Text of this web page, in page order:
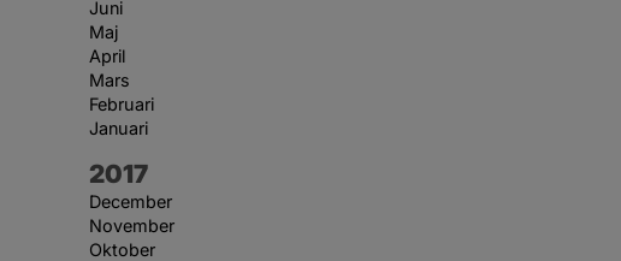
Juni
Maj
April
Mars
Februari
Januari
År:
2017
December
November
Oktober